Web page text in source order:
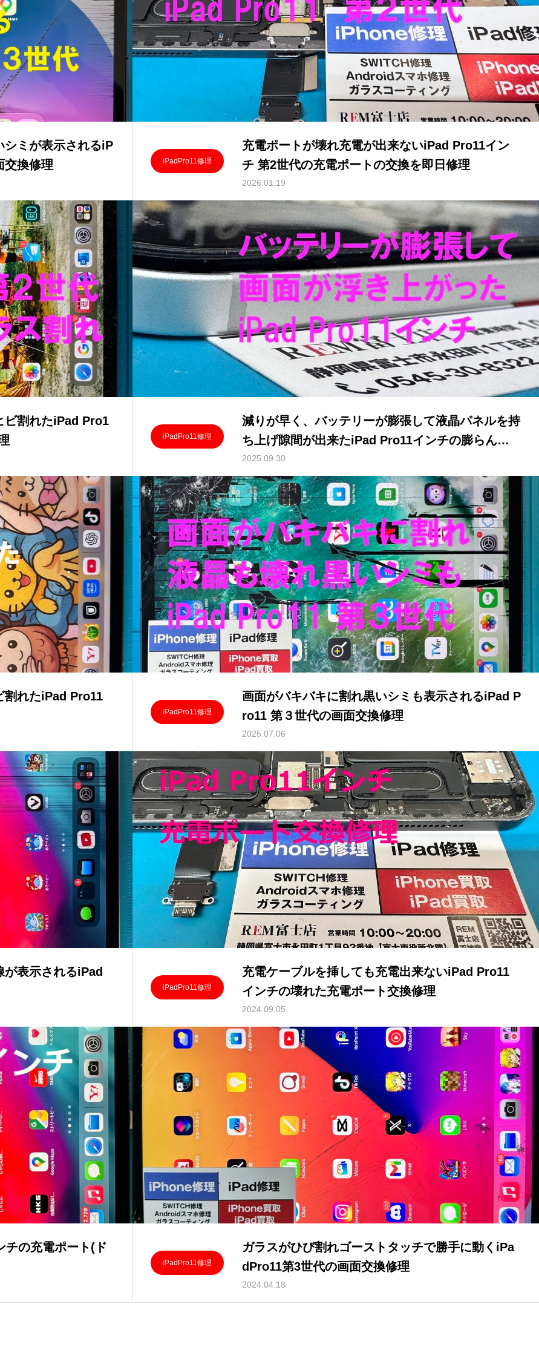
シミが表示されるiP
交換修理
iPadPro11修理
充電ポートが壊れ充電が出来ないiPad Pro11イン
チ 第2世代の充電ポートの交換を即日修理
2026.01.19
ビ割れたiPad Pro1
iPadPro11修理
減りが早く、バッテリーが膨張して液晶パネルを持
ち上げ隙間が出来たiPad Pro11インチの膨らんだ
バッテリーの交換修理
2025.09.30
割れたiPad Pro11
iPadPro11修理
画面がバキバキに割れ黒いシミも表示されるiPad P
ro11 第３世代の画面交換修理
2025.07.06
が表示されるiPad
iPadPro11修理
充電ケーブルを挿しても充電出来ないiPad Pro11
インチの壊れた充電ポート交換修理
2024.09.05
チの充電ポート(ド
iPadPro11修理
ガラスがひび割れゴーストタッチで勝手に動くiPa
dPro11第3世代の画面交換修理
2024.04.18